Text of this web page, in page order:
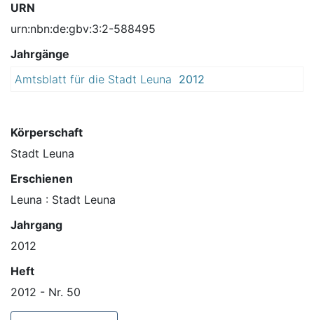
URN
urn:nbn:de:gbv:3:2-588495
Jahrgänge
Amtsblatt für die Stadt Leuna 2012
Körperschaft
Stadt Leuna
Erschienen
Leuna : Stadt Leuna
Jahrgang
2012
Heft
2012 - Nr. 50